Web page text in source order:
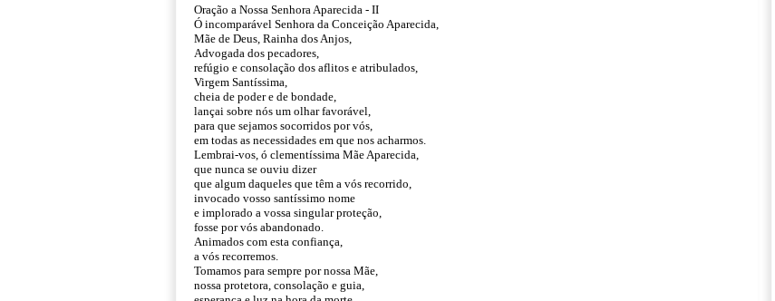
Oração a Nossa Senhora Aparecida - II
Ó incomparável Senhora da Conceição Aparecida,
Mãe de Deus, Rainha dos Anjos,
Advogada dos pecadores,
refúgio e consolação dos aflitos e atribulados,
Virgem Santíssima,
cheia de poder e de bondade,
lançai sobre nós um olhar favorável,
para que sejamos socorridos por vós,
em todas as necessidades em que nos acharmos.
Lembrai-vos, ó clementíssima Mãe Aparecida,
que nunca se ouviu dizer
que algum daqueles que têm a vós recorrido,
invocado vosso santíssimo nome
e implorado a vossa singular proteção,
fosse por vós abandonado.
Animados com esta confiança,
a vós recorremos.
Tomamos para sempre por nossa Mãe,
nossa protetora, consolação e guia,